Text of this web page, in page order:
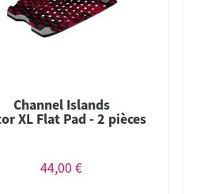
Channel Islands
XL Flat Pad - 2 pièces
44,00 €